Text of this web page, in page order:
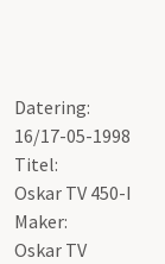
Datering:
16/17-05-1998
Titel:
Oskar TV 450-I
Maker:
Oskar TV